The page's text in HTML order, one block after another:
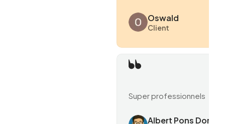
Oswald
Client
Super professionnels
Albert Pons